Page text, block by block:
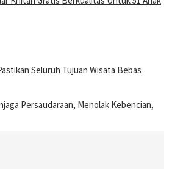
Seluruh Tujuan Wisata Bebas
Persaudaraan, Menolak Kebencian,